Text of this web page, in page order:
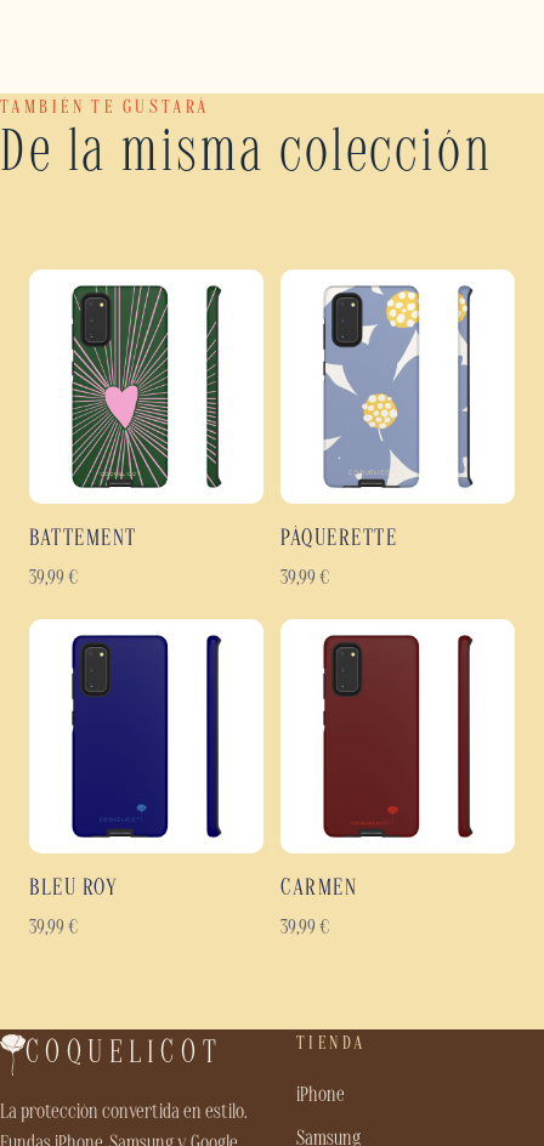
TAMBIÉN TE GUSTARÁ
De la misma colección
BATTEMENT
39,99 €
PÂQUERETTE
39,99 €
BLEU ROY
39,99 €
CARMEN
39,99 €
COQUELICOT
La protección convertida en estilo.
TIENDA
iPhone
Samsung